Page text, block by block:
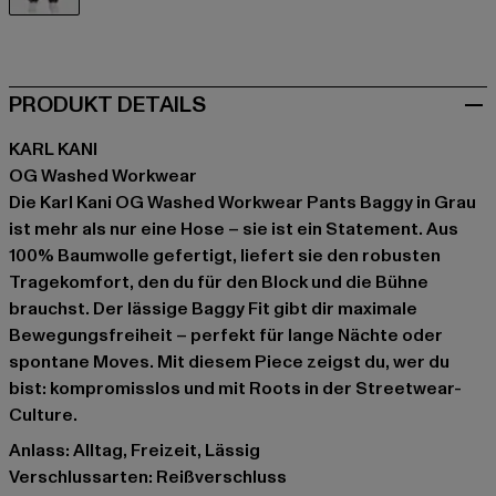
PRODUKT DETAILS
KARL KANI
OG Washed Workwear
Die Karl Kani OG Washed Workwear Pants Baggy in Grau
ist mehr als nur eine Hose – sie ist ein Statement. Aus
100% Baumwolle gefertigt, liefert sie den robusten
Tragekomfort, den du für den Block und die Bühne
brauchst. Der lässige Baggy Fit gibt dir maximale
Bewegungsfreiheit – perfekt für lange Nächte oder
spontane Moves. Mit diesem Piece zeigst du, wer du
bist: kompromisslos und mit Roots in der Streetwear-
Culture.
Anlass: Alltag, Freizeit, Lässig
Verschlussarten: Reißverschluss